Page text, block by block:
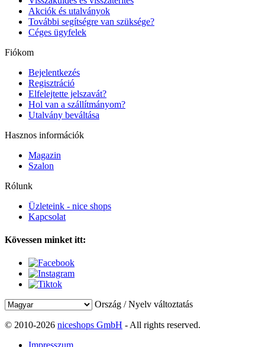
Akciók és utalványok
További segítségre van szüksége?
Céges ügyfelek
Fiókom
Bejelentkezés
Regisztráció
Elfelejtette jelszavát?
Hol van a szállítmányom?
Utalvány beváltása
Hasznos információk
Magazin
Szalon
Rólunk
Üzleteink - nice shops
Kapcsolat
Kövessen minket itt:
Ország / Nyelv változtatás
© 2010-2026 niceshops GmbH - All rights reserved.